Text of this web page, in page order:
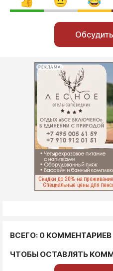
РЕКЛАМА
ВСЕГО: 0 КОММЕНТАРИЕВ
ЧТОБЫ ОСТАВЛЯТЬ